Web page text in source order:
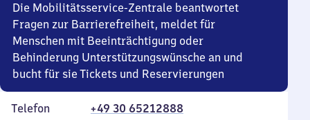
Die Mobilitätsservice-Zentrale beantwortet
Fragen zur Barrierefreiheit, meldet für
Menschen mit Beeinträchtigung oder
Behinderung Unterstützungswünsche an und
bucht für sie Tickets und Reservierungen
Telefon
+49 30 65212888